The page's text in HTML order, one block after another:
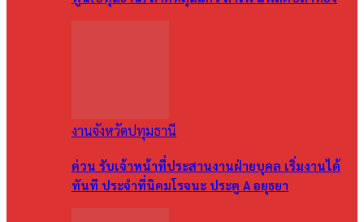
งานจังหวัดปทุมธานี
ด่วน รับเจ้าหน้าที่ประสานงานฝ่ายบุคล เริ่มงานได้
ทันที ประจำที่นิคมโรจนะ ประตู A อยุธยา